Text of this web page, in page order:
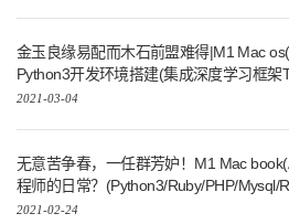
金玉良缘易配而木石前盟难得|M1 Mac
Python3开发环境搭建(集成深度学习框架
2021-03-04
无意苦争春，一任群芳妒！M1 Mac
程师的日常？(Python3/Ruby/PHP/Mysql/
2021-02-24